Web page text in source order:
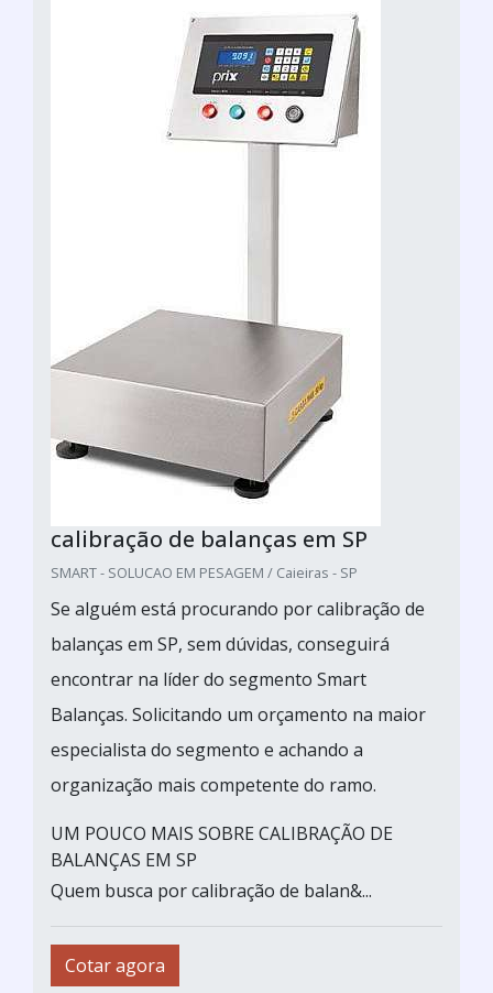
calibração de balanças em SP
SMART - SOLUCAO EM PESAGEM / Caieiras - SP
Se alguém está procurando por calibração de
balanças em SP, sem dúvidas, conseguirá
encontrar na líder do segmento Smart
Balanças. Solicitando um orçamento na maior
especialista do segmento e achando a
organização mais competente do ramo.
UM POUCO MAIS SOBRE CALIBRAÇÃO DE
BALANÇAS EM SP
Quem busca por calibração de balan&...
Cotar agora